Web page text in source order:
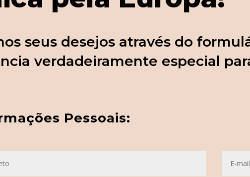
seus desejos através do
verdadeiramente especial